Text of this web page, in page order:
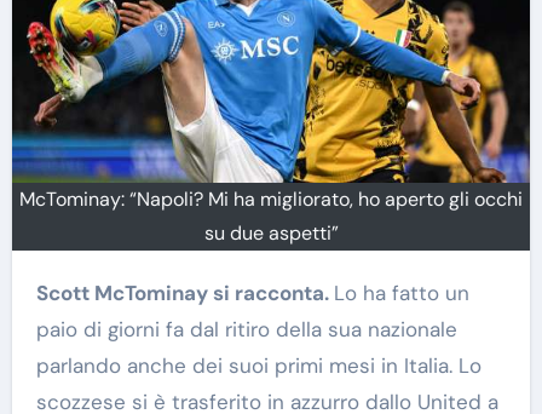
McTominay: “Napoli? Mi ha migliorato, ho aperto gli occhi
su due aspetti”
Scott McTominay si racconta. Lo ha fatto un
paio di giorni fa dal ritiro della sua nazionale
parlando anche dei suoi primi mesi in Italia. Lo
scozzese si è trasferito in azzurro dallo United a